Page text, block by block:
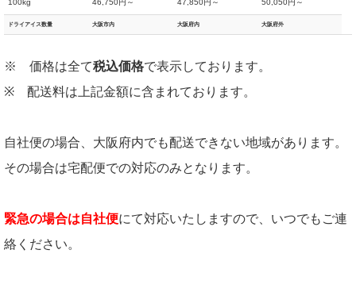
100kg 46,750円～ 47,850円～ 50,050円～
ドライアイス数量 大阪市内 大阪府内 大阪府外
※ 価格は全て税込価格で表示しております。
※ 配送料は上記金額に含まれております。
自社便の場合、大阪府内でも配送できない地域があります。
その場合は宅配便での対応のみとなります。
緊急の場合は自社便にて対応いたしますので、いつでもご連
絡ください。